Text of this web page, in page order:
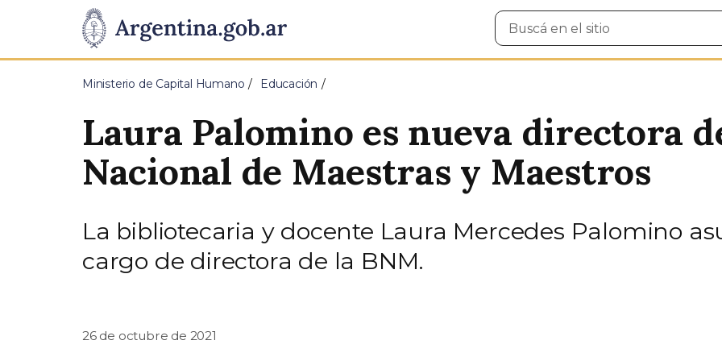
Presidencia
de
Pasar al contenido principal
Buscar
en
Ministerio de Capital Humano Educación
Laura Palomino es nueva directora
Nacional de Maestras y Maestros
La bibliotecaria y docente Laura Mercedes Palomino
cargo de directora de la BNM.
26 de octubre de 2021